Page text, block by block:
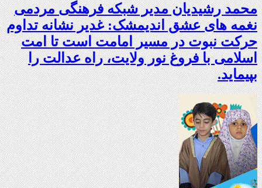
محمد رشیدیان مدیر شبکه فرهنگی مردمی
نغمه های عشق اندیمشک: غدیر نشانه تداوم
حرکت نبوت در مسیر امامت است تا امت
اسلامی با فروغ نور ولایت، راه عدالت را
بپیماید.